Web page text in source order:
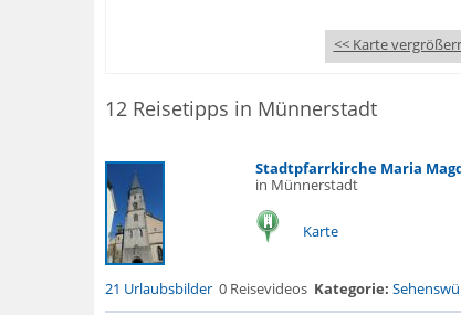
<< Karte
12 Reisetipps in Münnerstadt
Stadtpfarrkirche Maria
in Münnerstadt
Karte
21 Urlaubsbilder 0 Reisevideos Kategorie: